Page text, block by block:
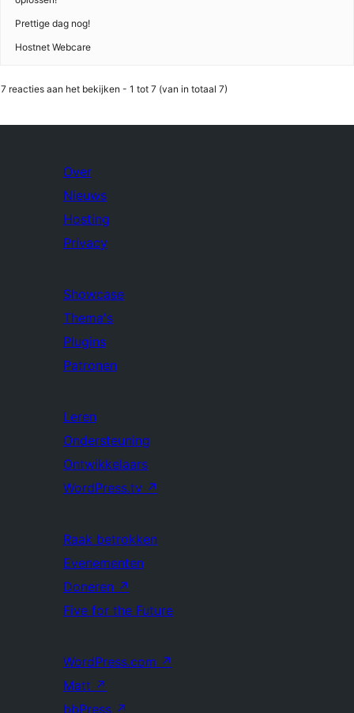
Prettige dag nog!
Hostnet Webcare
7 reacties aan het bekijken - 1 tot 7 (van in totaal 7)
Over
Nieuws
Hosting
Privacy
Showcase
Thema's
Plugins
Patronen
Leren
Ondersteuning
Ontwikkelaars
WordPress.tv ↗
Raak betrokken
Evenementen
Doneren ↗
Five for the Future
WordPress.com ↗
Matt ↗
bbPress ↗